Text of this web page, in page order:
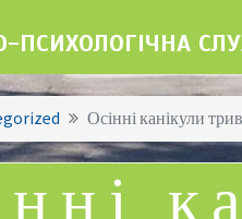
ПСИХОЛОГІЧНА
Осінні канікули